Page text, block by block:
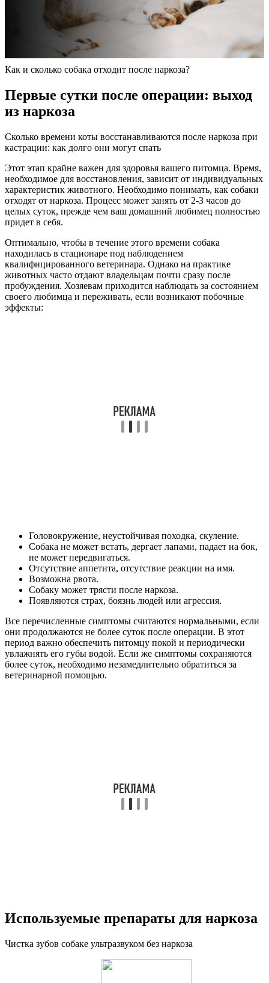
Как и сколько собака отходит после наркоза?
Первые сутки после операции: выход
из наркоза
Сколько времени коты восстанавливаются после наркоза при
кастрации: как долго они могут спать
Этот этап крайне важен для здоровья вашего питомца. Время,
необходимое для восстановления, зависит от индивидуальных
характеристик животного. Необходимо понимать, как собаки
отходят от наркоза. Процесс может занять от 2-3 часов до
целых суток, прежде чем ваш домашний любимец полностью
придет в себя.
Оптимально, чтобы в течение этого времени собака
находилась в стационаре под наблюдением
квалифицированного ветеринара. Однако на практике
животных часто отдают владельцам почти сразу после
пробуждения. Хозяевам приходится наблюдать за состоянием
своего любимца и переживать, если возникают побочные
эффекты:
Головокружение, неустойчивая походка, скуление.
Собака не может встать, дергает лапами, падает на бок,
не может передвигаться.
Отсутствие аппетита, отсутствие реакции на имя.
Возможна рвота.
Собаку может трясти после наркоза.
Появляются страх, боязнь людей или агрессия.
Все перечисленные симптомы считаются нормальными, если
они продолжаются не более суток после операции. В этот
период важно обеспечить питомцу покой и периодически
увлажнять его губы водой. Если же симптомы сохраняются
более суток, необходимо незамедлительно обратиться за
ветеринарной помощью.
Используемые препараты для наркоза
Чистка зубов собаке ультразвуком без наркоза